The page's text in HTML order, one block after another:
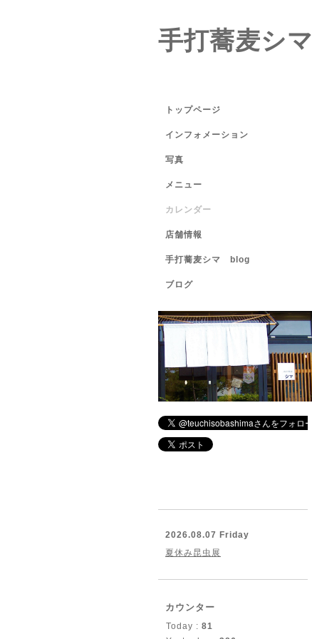
手打蕎麦シマ
トップページ
インフォメーション
写真
メニュー
カレンダー
店舗情報
手打蕎麦シマ blog
ブログ
2026.08.07 Friday
夏休み昆虫展
カウンター
Today : 81